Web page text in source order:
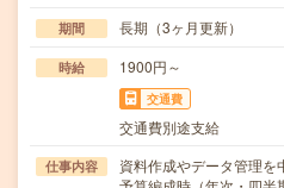
期間 長期（3ヶ月更新）
時給 1900円～
交通費
交通費別途支給
仕事内容
資料作成やデータ管理を